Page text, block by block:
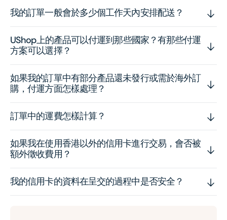
我的訂單一般會於多少個工作天內安排配送？
UShop上的產品可以付運到那些國家？有那些付運
方案可以選擇？
如果我的訂單中有部分產品還未發行或需於海外訂
購，付運方面怎樣處理？
訂單中的運費怎樣計算？
如果我在使用香港以外的信用卡進行交易，會否被
額外徵收費用？
我的信用卡的資料在呈交的過程中是否安全？